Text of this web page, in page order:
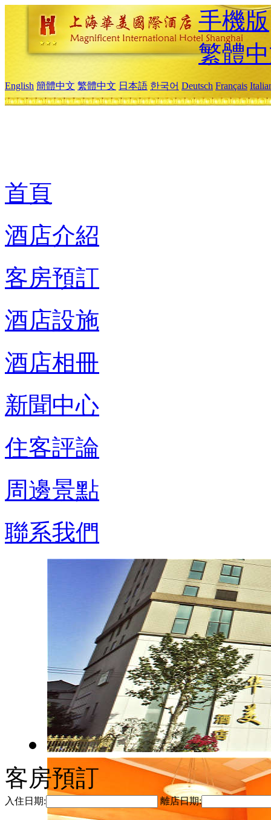
手機版
繁體
English 簡體中文 繁體中文 日本語 한국어 Deutsch Français
首頁
酒店介紹
客房預訂
酒店設施
酒店相冊
新聞中心
住客評論
周邊景點
聯系我們
客房預訂
入住日期: 離店日期: